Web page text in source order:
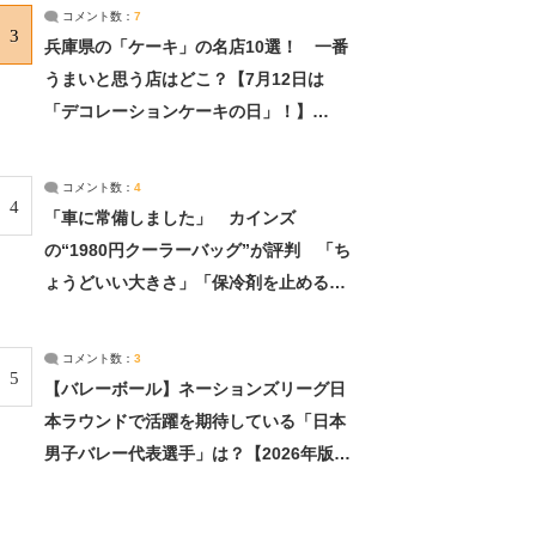
3
コメント数： 7
兵庫県の「ケーキ」の名店10選！ 一番
うまいと思う店はどこ？【7月12日は
「デコレーションケーキの日」！】
4
コメント数： 4
「車に常備しました」 カインズ
の“1980円クーラーバッグ”が評判 「ち
ょうどいい大きさ」「保冷剤を止めるベ
5
コメント数： 3
【バレーボール】ネーションズリーグ日
本ラウンドで活躍を期待している「日本
男子バレー代表選手」は？【2026年版・